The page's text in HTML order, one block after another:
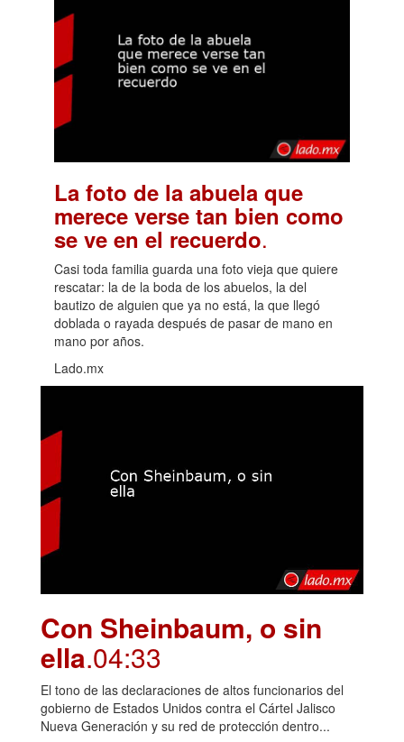
La foto de la abuela que
merece verse tan bien como
se ve en el recuerdo.
Casi toda familia guarda una foto vieja que quiere
rescatar: la de la boda de los abuelos, la del
bautizo de alguien que ya no está, la que llegó
doblada o rayada después de pasar de mano en
mano por años.
Lado.mx
Con Sheinbaum, o sin
ella.04:33
El tono de las declaraciones de altos funcionarios del
gobierno de Estados Unidos contra el Cártel Jalisco
Nueva Generación y su red de protección dentro...